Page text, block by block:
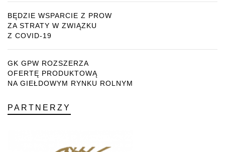
BĘDZIE WSPARCIE Z PROW
ZA STRATY W ZWIĄZKU
Z COVID-19
GK GPW ROZSZERZA
OFERTĘ PRODUKTOWĄ
NA GIEŁDOWYM RYNKU ROLNYM
PARTNERZY